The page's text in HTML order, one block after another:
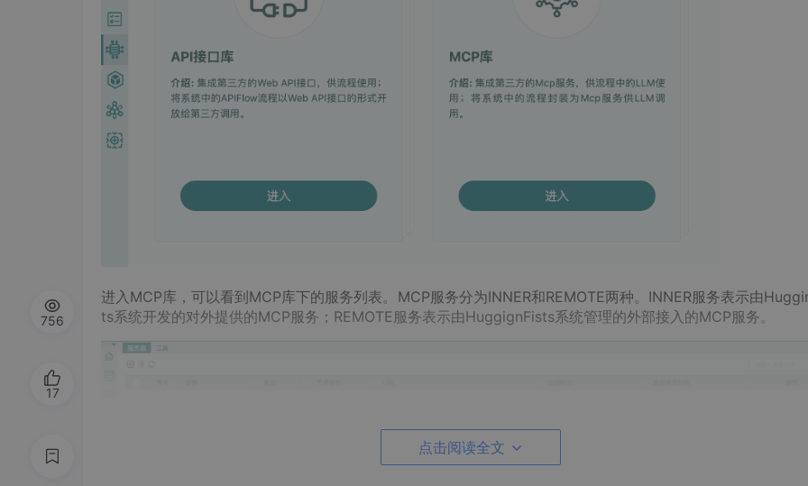
进入MCP库，可以看到MCP库下的服务列表。MCP服务分为INNER和REMOTE两种。INNER服务表示由
ts系统开发的对外提供的MCP服务；REMOTE服务表示由HuggignFists系统管理的外部接入的MCP服务。
点击阅读全文
756
17